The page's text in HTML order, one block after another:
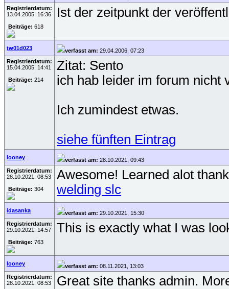
Registrierdatum:
13.04.2005, 16:36
Beiträge: 618
Ist der zeitpunkt der
tw01d023 verfasst am: 29.04.2006, 07:23
Registrierdatum:
15.04.2005, 14:41
Beiträge: 214
Zitat: Sento
ich hab leider im forum nicht
Ich zumindest etwas.
siehe fünften Eintrag
looney verfasst am: 28.10.2021, 09:43
Registrierdatum:
28.10.2021, 08:53
Beiträge: 304
Awesome! Learned alot
welding slc
idasanka verfasst am: 29.10.2021, 15:30
Registrierdatum:
29.10.2021, 14:57
Beiträge: 763
This is exactly what I was
looney verfasst am: 08.11.2021, 13:03
Registrierdatum:
28.10.2021, 08:53
Great site thanks admin.